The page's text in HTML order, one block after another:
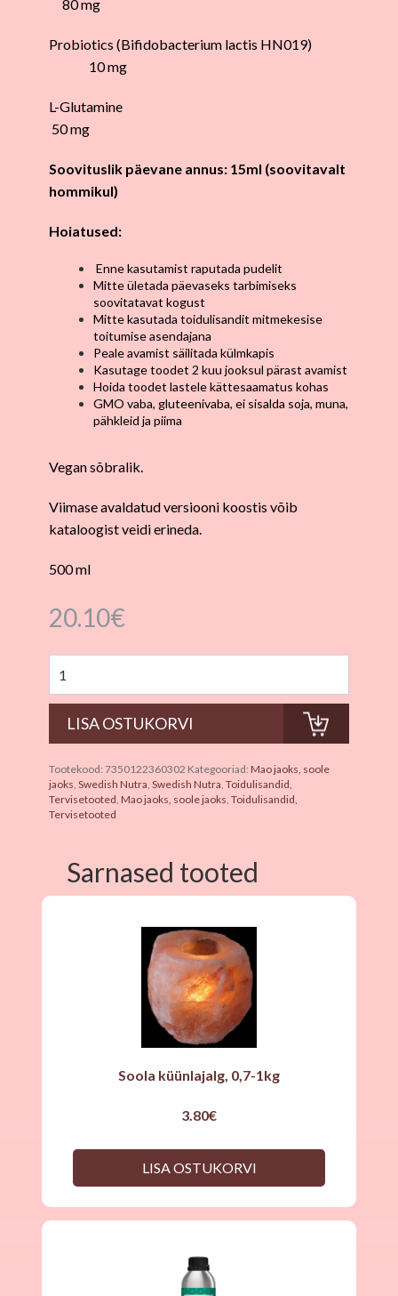
80 mg
Probiotics (Bifidobacterium lactis HN019)
10 mg
L-Glutamine
50 mg
Soovituslik päevane annus: 15ml (soovitavalt
hommikul)
Hoiatused:
Enne kasutamist raputada pudelit
Mitte ületada päevaseks tarbimiseks
soovitatavat kogust
Mitte kasutada toidulisandit mitmekesise
toitumise asendajana
Peale avamist säilitada külmkapis
Kasutage toodet 2 kuu jooksul pärast avamist
Hoida toodet lastele kättesaamatus kohas
GMO vaba, gluteenivaba, ei sisalda soja, muna,
pähkleid ja piima
Vegan sõbralik.
Viimase avaldatud versiooni koostis võib
kataloogist veidi erineda.
500 ml
20.10€
Tootekood: 7350122360302 Kategooriad: Mao jaoks, soole
jaoks Swedish Nutra Swedish Nutra Toidulisandid,
Tervisetooted Mao jaoks, soole jaoks Toidulisandid,
Tervisetooted
Sarnased tooted
Soola küünlajalg, 0,7-1kg
3.80€
LISA OSTUKORVI